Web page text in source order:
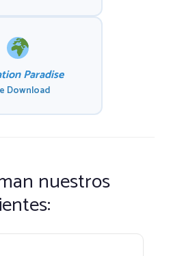
Paradise
Download
nuestros